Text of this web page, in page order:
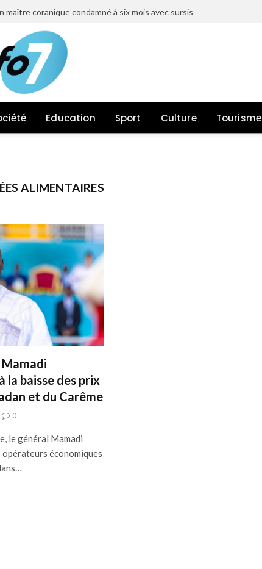
maître coranique condamné à six mois avec sursis
Education Sport Culture Tourisme
ALIMENTAIRES
la baisse des prix
et du Carême
0
le général Mamadi
économiques